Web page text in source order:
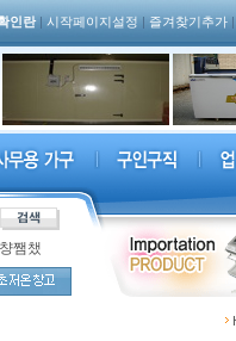
인란 | 시작페이지설정 | 즐겨찾기추가 |
쨈챘